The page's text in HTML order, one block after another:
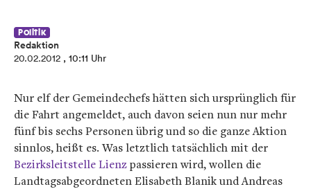
Politik
Redaktion
20.02.2012 , 10:11 Uhr
Nur elf der Gemeindechefs hätten sich ursprünglich für
die Fahrt angemeldet, auch davon seien nun nur mehr
fünf bis sechs Personen übrig und so die ganze Aktion
sinnlos, heißt es. Was letztlich tatsächlich mit der
Bezirksleitstelle Lienzpassieren wird, wollen die
Landtagsabgeordneten Elisabeth Blanik und Andreas